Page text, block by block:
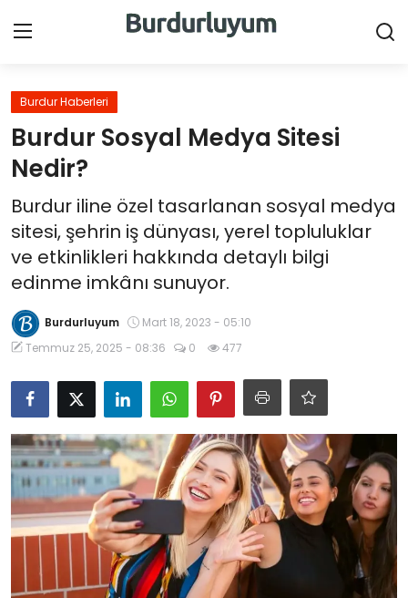
Giriş Yap
Ana Sayfa
Canlı Destek
Haberler
Burdur İlçeleri
Sektörel
Videolar
Anketler
Hakkımızda
Bize Ulaşın
Burdur Haberleri
Burdur Sosyal Medya Sitesi
Nedir?
Burdur iline özel tasarlanan sosyal medya
sitesi, şehrin iş dünyası, yerel topluluklar
ve etkinlikleri hakkında detaylı bilgi
edinme imkânı sunuyor.
Burdurluyum
Mart 18, 2023 - 05:10
Temmuz 25, 2025 - 08:36
0 477